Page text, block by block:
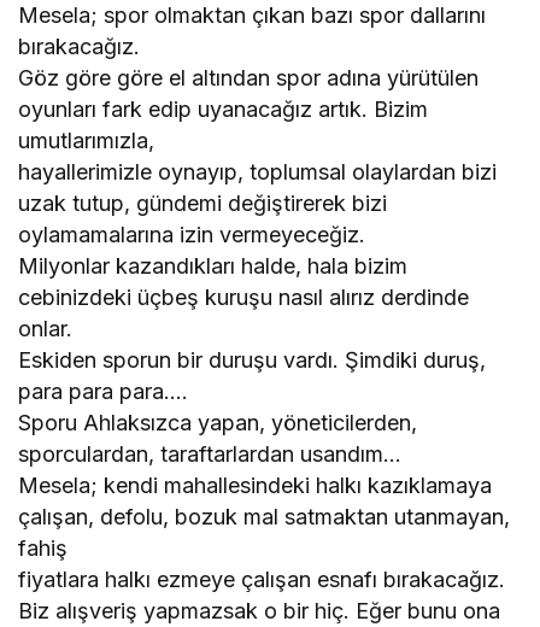
Mesela; spor olmaktan çıkan bazı spor dallarını
bırakacağız.
Göz göre göre el altından spor adına yürütülen
oyunları fark edip uyanacağız artık. Bizim
umutlarımızla,
hayallerimizle oynayıp, toplumsal olaylardan bizi
uzak tutup, gündemi değiştirerek bizi
oylamamalarına izin vermeyeceğiz.
Milyonlar kazandıkları halde, hala bizim
cebinizdeki üçbeş kuruşu nasıl alırız derdinde
onlar.
Eskiden sporun bir duruşu vardı. Şimdiki duruş,
para para para….
Sporu Ahlaksızca yapan, yöneticilerden,
sporculardan, taraftarlardan usandım…
Mesela; kendi mahallesindeki halkı kazıklamaya
çalışan, defolu, bozuk mal satmaktan utanmayan,
fahiş
fiyatlara halkı ezmeye çalışan esnafı bırakacağız.
Biz alışveriş yapmazsak o bir hiç. Eğer bunu ona